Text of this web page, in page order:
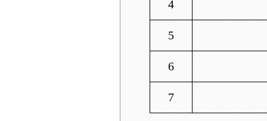
4
5
6
7